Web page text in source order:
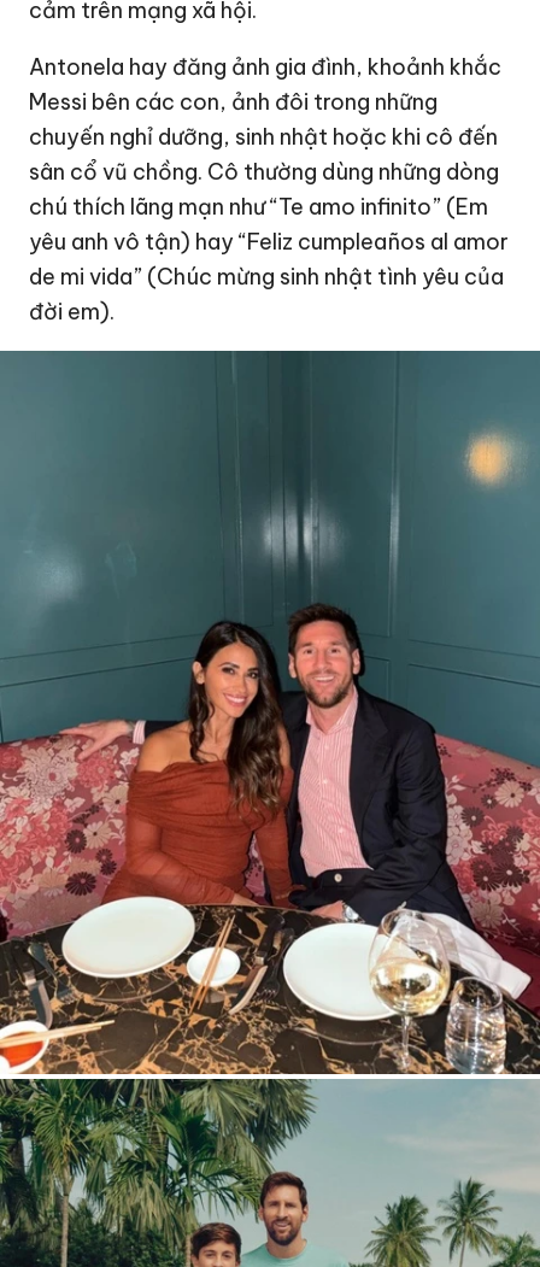
cảm trên mạng xã hội.
Antonela hay đăng ảnh gia đình, khoảnh khắc
Messi bên các con, ảnh đôi trong những
chuyến nghỉ dưỡng, sinh nhật hoặc khi cô đến
sân cổ vũ chồng. Cô thường dùng những dòng
chú thích lãng mạn như “Te amo infinito” (Em
yêu anh vô tận) hay “Feliz cumpleaños al amor
de mi vida” (Chúc mừng sinh nhật tình yêu của
đời em).